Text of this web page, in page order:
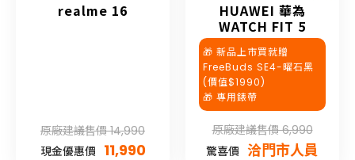
realme 16
原廠建議售價 14,990
現金優惠價 11,990
HUAWEI 華為
WATCH FIT 5
🎁 新品上市買就贈
FreeBuds SE4-曜石黑
(價值$1990)
🎁 專用錶帶
原廠建議售價 6,990
驚喜價 洽門市人員